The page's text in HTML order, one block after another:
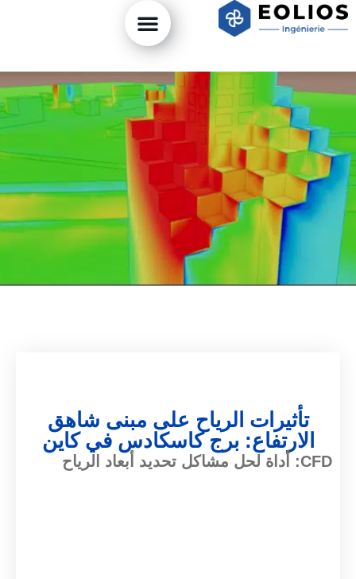
تأثيرات الرياح على مبنى شاهق
الارتفاع: برج كاسكادس في كاين
CFD: أداة لحل مشاكل تحديد أبعاد الرياح